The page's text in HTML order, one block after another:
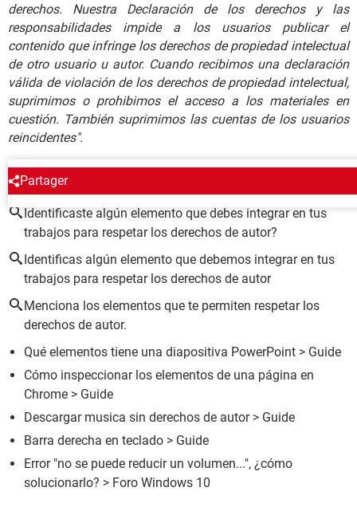
derechos. Nuestra Declaración de los derechos y las
responsabilidades impide a los usuarios publicar el
contenido que infringe los derechos de propiedad intelectual
de otro usuario u autor. Cuando recibimos una declaración
válida de violación de los derechos de propiedad intelectual,
suprimimos o prohibimos el acceso a los materiales en
cuestión. También suprimimos las cuentas de los usuarios
reincidentes".
Partager
ALREDEDOR DEL MISMO TEMA
Identificaste algún elemento que debes integrar en tus
trabajos para respetar los derechos de autor?
Identificas algún elemento que debemos integrar en tus
trabajos para respetar los derechos de autor
Menciona los elementos que te permiten respetar los
derechos de autor.
Qué elementos tiene una diapositiva PowerPoint > Guide
Cómo inspeccionar los elementos de una página en
Chrome > Guide
Descargar musica sin derechos de autor> Guide
Barra derecha en teclado > Guide
Error "no se puede reducir un volumen...", ¿cómo
solucionarlo? > Foro Windows 10